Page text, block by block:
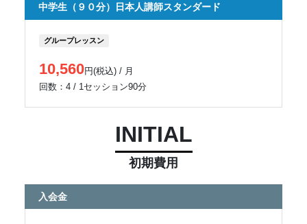
中学生（９０分）日本人講師スタンダード
グループレッスン
10,560円(税込) / 月
回数：4 / 1セッション90分
INITIAL
初期費用
入会金